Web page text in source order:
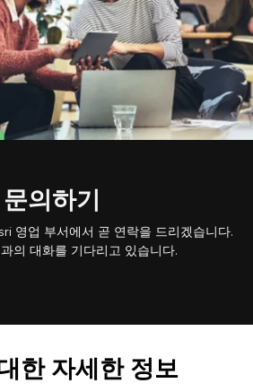
문의하기
영업 부서에서 곧 연락을 드리겠습니다.
의 대화를 기다리고 있습니다.
한 자세한 정보